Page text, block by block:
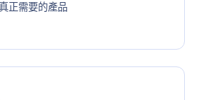
正需要的產品